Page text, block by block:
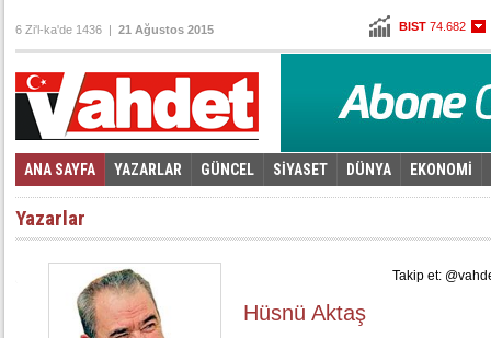
BIST 74.682
Altın107,329
Euro 3,2575
6 Zi'l-ka'de 1436 | 21 Ağustos 2015
ANA SAYFA YAZARLAR GÜNCEL SİYASET DÜNYA EKONOMİ
Foto Galeri | Video Galeri
Yazarlar
Hüsnü Aktaş
Takip et: